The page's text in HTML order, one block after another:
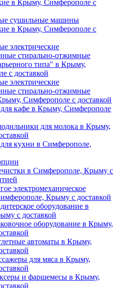
в Крыму, Симферополе с
сушильные машины
в Крыму, Симферополе с
электрические
стирально-отжимные
типа" в Крыму,
с доставкой
электрические
стирально-отжимные
Симферополе с доставкой
кафе в Крыму, Симферополе
для молока в Крыму,
кухни в Симферополе,
в Симферополе, Крыму с
электромеханическое
Крыму с доставкой
оборудование в
с доставкой
оборудование в Крыму,
автоматы в Крыму,
для мяса в Крыму,
и фаршемесы в Крыму,